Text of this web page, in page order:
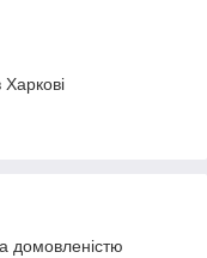
Харкові
домовленістю